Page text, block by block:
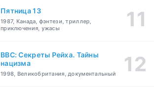
Пятница 13
1987, Канада, фэнтези, триллер,
приключения, ужасы
BBC: Секреты Рейха. Тайны
нацизма
1998, Великобритания, документальный